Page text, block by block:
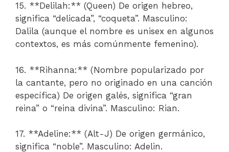
15. **Delilah:** (Queen) De origen hebreo,
significa “delicada”, “coqueta”. Masculino:
Dalila (aunque el nombre es unisex en algunos
contextos, es más comúnmente femenino).
16. **Rihanna:** (Nombre popularizado por
la cantante, pero no originado en una canción
específica) De origen galés, significa “gran
reina” o “reina divina”. Masculino: Rian.
17. **Adeline:** (Alt-J) De origen germánico,
significa “noble”. Masculino: Adelin.